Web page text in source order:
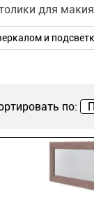
для
и
по: